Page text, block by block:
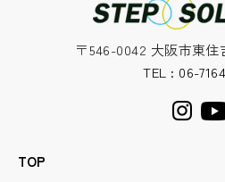
きるものではありません。
収集されたデータはGoogleの
おいて管理されます。
なお、当サイトのご利用をもっ
おいてGoogle及び当サイトが
お客様にご承諾いただいたもの
Googleのプライバシーポリシー
〒546-0042 大阪市東住
TEL : 06-
TOP